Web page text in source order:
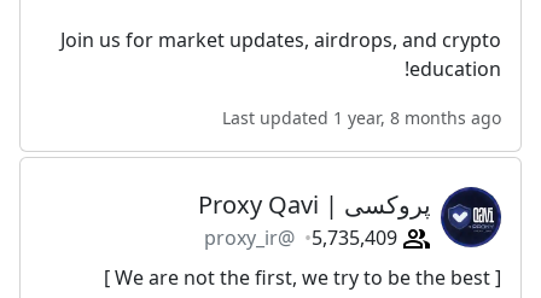
Join us for market updates, airdrops, and crypto
education!
Last updated 1 year, 8 months ago
پروکسی | Proxy Qavi
@proxy_ir
[ We are not the first, we try to be the best ]